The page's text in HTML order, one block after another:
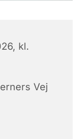
kl.
Vej